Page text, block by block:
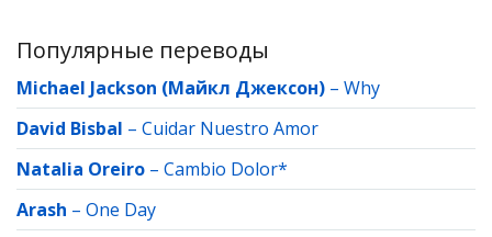
Популярные переводы
Michael Jackson (Майкл Джексон) – Why
David Bisbal – Cuidar Nuestro Amor
Natalia Oreiro – Cambio Dolor*
Arash – One Day